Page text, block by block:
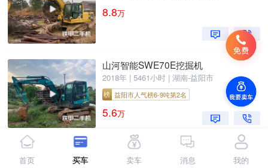
8.8万
山河智能SWE70E挖掘机
2018年 | 5461小时 | 湖南-益阳市
榜 益阳市人气榜6-9吨第2名
5.6万
三一重工SY205H挖掘机
2022年 | 6426小时 | 湖南-益阳市
首页 买车 卖车 消息 我的